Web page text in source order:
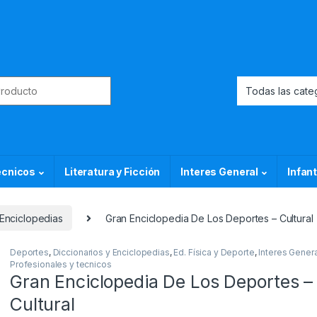
Literatura y Ficción Interes General
Gran Enciclopedia De Los Deportes – Cultural
Deportes, Diccionarios y Enciclopedias, Ed. Física y Deporte, Interes
Profesionales y tecnicos
Gran Enciclopedia De Los Deportes –
Cultural